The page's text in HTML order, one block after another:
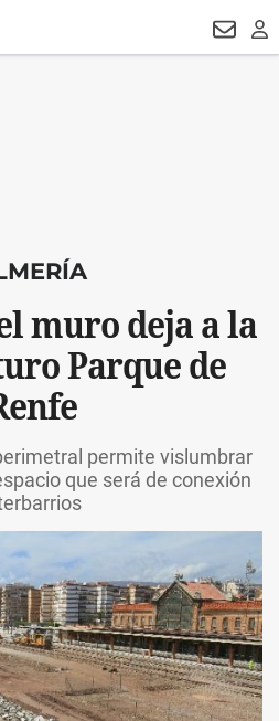
muro deja a la
Parque de
permite vislumbrar
que será de conexión